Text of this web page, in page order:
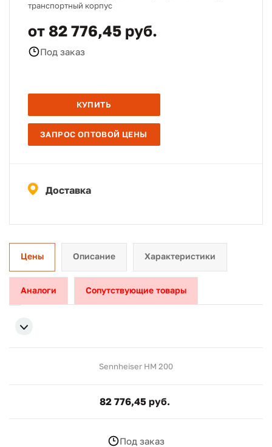
транспортный корпус
от 82 776,45 руб.
Под заказ
КУПИТЬ
ЗАПРОС ОПТОВОЙ ЦЕНЫ
Доставка
Цены Описание Характеристики
Аналоги Сопутствующие товары
Sennheiser HM 200
82 776,45 руб.
Под заказ